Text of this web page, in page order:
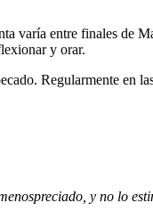
varía entre finales de
y orar.
Regularmente en
y no lo